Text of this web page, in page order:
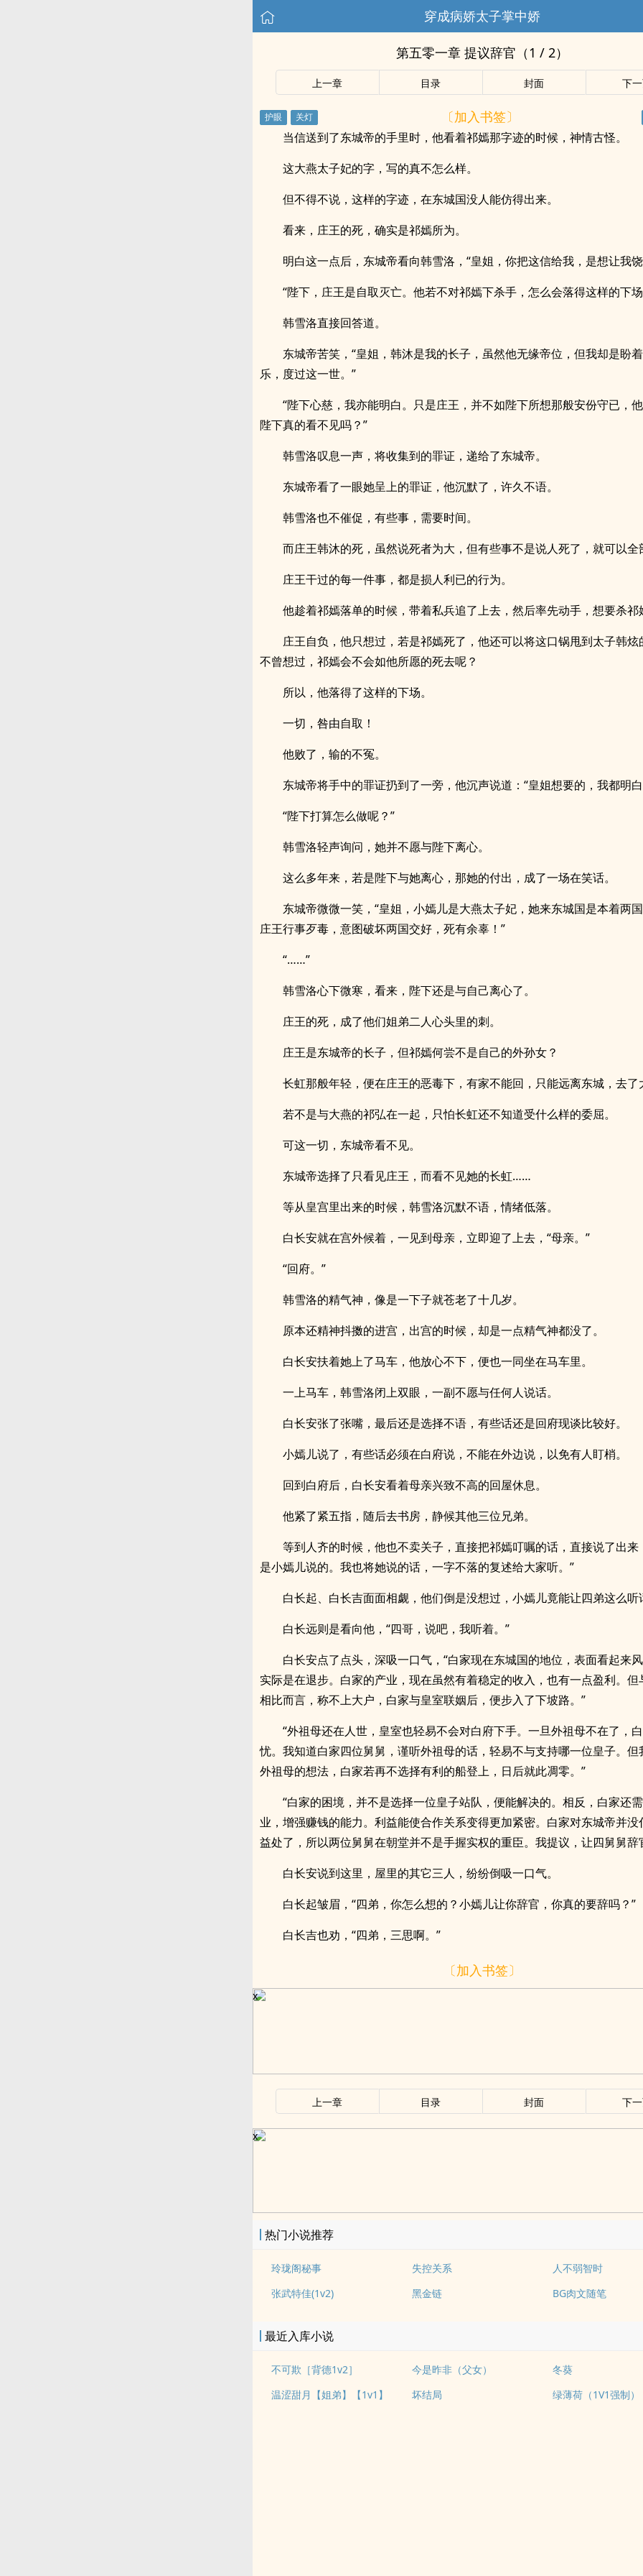
穿成病娇太子掌中娇
第五零一章 提议辞官（1 / 2）
上一章 目录 封面 下
〔加入书签〕
当信送到了东城帝的手里时，他看着祁嫣那字迹的时候，神情古怪。
这大燕太子妃的字，写的真不怎么样。
但不得不说，这样的字迹，在东城国没人能仿得出来。
看来，庄王的死，确实是祁嫣所为。
明白这一点后，东城帝看向韩雪洛，“皇姐，你把这信给我，是想让我
“陛下，庄王是自取灭亡。他若不对祁嫣下杀手，怎么会落得这样的下
韩雪洛直接回答道。
东城帝苦笑，“皇姐，韩沐是我的长子，虽然他无缘帝位，但我却是盼
乐，度过这一世。”
“陛下心慈，我亦能明白。只是庄王，并不如陛下所想那般安份守已，
陛下真的看不见吗？”
韩雪洛叹息一声，将收集到的罪证，递给了东城帝。
东城帝看了一眼她呈上的罪证，他沉默了，许久不语。
韩雪洛也不催促，有些事，需要时间。
而庄王韩沐的死，虽然说死者为大，但有些事不是说人死了，就可以全
庄王干过的每一件事，都是损人利已的行为。
他趁着祁嫣落单的时候，带着私兵追了上去，然后率先动手，想要杀祁
庄王自负，他只想过，若是祁嫣死了，他还可以将这口锅甩到太子韩炫
不曾想过，祁嫣会不会如他所愿的死去呢？
所以，他落得了这样的下场。
一切，咎由自取！
他败了，输的不冤。
东城帝将手中的罪证扔到了一旁，他沉声说道：“皇姐想要的，我都明
“陛下打算怎么做呢？”
韩雪洛轻声询问，她并不愿与陛下离心。
这么多年来，若是陛下与她离心，那她的付出，成了一场在笑话。
东城帝微微一笑，“皇姐，小嫣儿是大燕太子妃，她来东城国是本着两
庄王行事歹毒，意图破坏两国交好，死有余辜！”
“……”
韩雪洛心下微寒，看来，陛下还是与自己离心了。
庄王的死，成了他们姐弟二人心头里的刺。
庄王是东城帝的长子，但祁嫣何尝不是自己的外孙女？
长虹那般年轻，便在庄王的恶毒下，有家不能回，只能远离东城，去了
若不是与大燕的祁弘在一起，只怕长虹还不知道受什么样的委屈。
可这一切，东城帝看不见。
东城帝选择了只看见庄王，而看不见她的长虹……
等从皇宫里出来的时候，韩雪洛沉默不语，情绪低落。
白长安就在宫外候着，一见到母亲，立即迎了上去，“母亲。”
“回府。”
韩雪洛的精气神，像是一下子就苍老了十几岁。
原本还精神抖擞的进宫，出宫的时候，却是一点精气神都没了。
白长安扶着她上了马车，他放心不下，便也一同坐在马车里。
一上马车，韩雪洛闭上双眼，一副不愿与任何人说话。
白长安张了张嘴，最后还是选择不语，有些话还是回府现谈比较好。
小嫣儿说了，有些话必须在白府说，不能在外边说，以免有人盯梢。
回到白府后，白长安看着母亲兴致不高的回屋休息。
他紧了紧五指，随后去书房，静候其他三位兄弟。
等到人齐的时候，他也不卖关子，直接把祁嫣叮嘱的话，直接说了出来
是小嫣儿说的。我也将她说的话，一字不落的复述给大家听。”
白长起、白长吉面面相觑，他们倒是没想过，小嫣儿竟能让四弟这么听
白长远则是看向他，“四哥，说吧，我听着。”
白长安点了点头，深吸一口气，“白家现在东城国的地位，表面看起来
实际是在退步。白家的产业，现在虽然有着稳定的收入，也有一点盈利。但
相比而言，称不上大户，白家与皇室联姻后，便步入了下坡路。”
“外祖母还在人世，皇室也轻易不会对白府下手。一旦外祖母不在了，
忧。我知道白家四位舅舅，谨听外祖母的话，轻易不与支持哪一位皇子。但
外祖母的想法，白家若再不选择有利的船登上，日后就此凋零。”
“白家的困境，并不是选择一位皇子站队，便能解决的。相反，白家还
业，增强赚钱的能力。利益能使合作关系变得更加紧密。白家对东城帝并没
益处了，所以两位舅舅在朝堂并不是手握实权的重臣。我提议，让四舅舅辞
白长安说到这里，屋里的其它三人，纷纷倒吸一口气。
白长起皱眉，“四弟，你怎么想的？小嫣儿让你辞官，你真的要辞吗？”
白长吉也劝，“四弟，三思啊。”
〔加入书签〕
x
上一章 目录 封面 下
x
热门小说推荐
玲珑阁秘事 失控关系
人不弱智时
张武特佳(1v2)
黑金链 BG肉文随笔
最近入库小说
不可欺［背德1v2］ 今是昨非（父女）
冬葵
温涩甜月【姐弟】【1v1】
坏结局 绿薄荷（1V1强制）